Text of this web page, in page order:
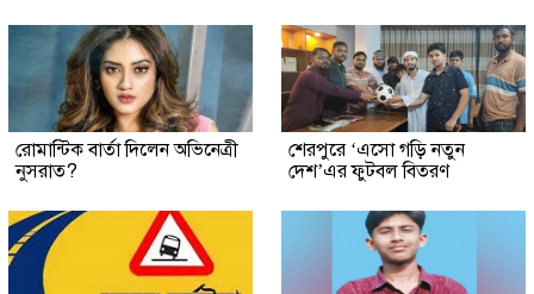
রোমান্টিক বার্তা দিলেন অভিনেত্রী
নুসরাত?
শেরপুরে ‘এসো গড়ি নতুন
দেশ’এর ফুটবল বিতরণ